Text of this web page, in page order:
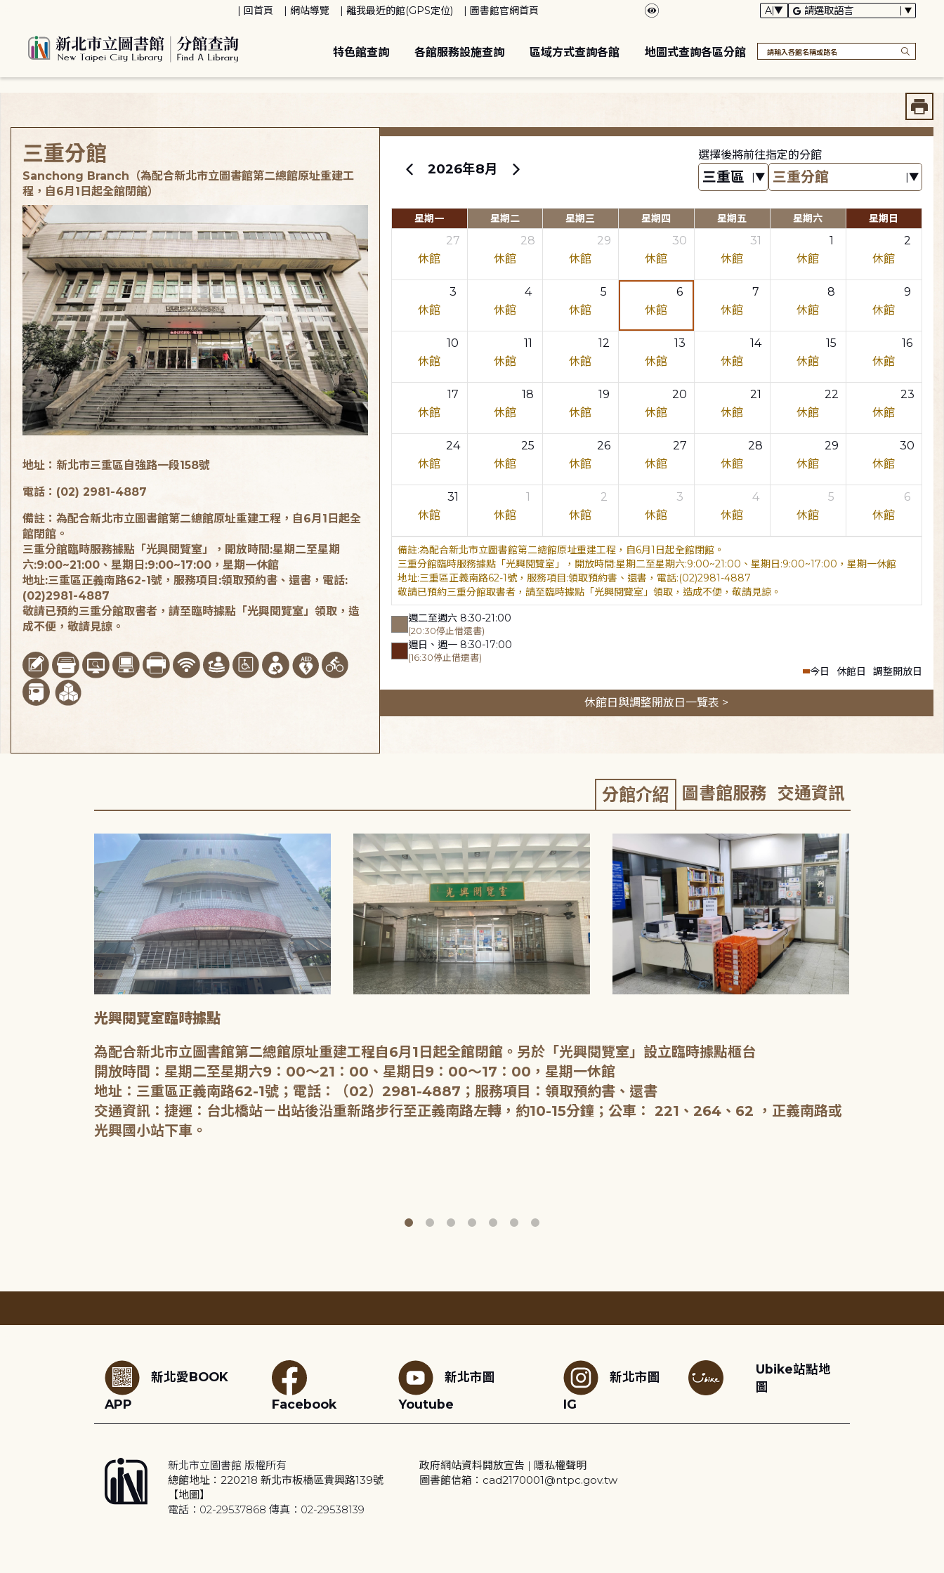
回首頁 網站導覽 離我最近的館(GPS定位) 圖書館官網首頁
特色館查詢 各館服務設施查詢 區域方式查詢各館 地圖式查詢各區分館
2026年8月
選擇後將前往指定的分館
星期一 星期二 星期三 星期四 星期五 星期六 星期日
27
休館
28
休館
29
休館
30
休館
31
休館
1
休館
2
休館
3
休館
4
休館
5
休館
6
休館
7
休館
8
休館
9
休館
10
休館
11
休館
12
休館
13
休館
14
休館
15
休館
16
休館
17
休館
18
休館
19
休館
20
休館
21
休館
22
休館
23
休館
24
休館
25
休館
26
休館
27
休館
28
休館
29
休館
30
休館
31
休館
1
休館
2
休館
3
休館
4
休館
5
休館
6
休館
為配合新北市立圖書館第二總館原址重建工程，自6月1日起全館閉館。
三重分館臨時服務據點「光興閱覽室」，開放時間:星期二至星期六:9:00~21:00、星期日:9:00~17:00，星期一休館
地址:三重區正義南路62-1號，服務項目:領取預約書、還書，電話:(02)2981-4887
敬請已預約三重分館取書者，請至臨時據點「光興閱覽室」領取，造成不便，敬請見諒。
週二至週六 8:30-21:00
(20:30停止借還書)
週日、週一 8:30-17:00
(16:30停止借還書)
今日 休館日 調整開放日
休館日與調整開放日一覽表 >
三重分館
Sanchong Branch（為配合新北市立圖書館第二總館原址重建工
程，自6月1日起全館閉館）
地址：新北市三重區自強路一段158號
電話：(02) 2981-4887
備註：為配合新北市立圖書館第二總館原址重建工程，自6月1日起全
館閉館。
三重分館臨時服務據點「光興閱覽室」，開放時間:星期二至星期
六:9:00~21:00、星期日:9:00~17:00，星期一休館
地址:三重區正義南路62-1號，服務項目:領取預約書、還書，電話:
(02)2981-4887
敬請已預約三重分館取書者，請至臨時據點「光興閱覽室」領取，造
成不便，敬請見諒。
分館介紹 圖書館服務 交通資訊
光興閱覽室臨時據點
為配合新北市立圖書館第二總館原址重建工程自6月1日起全館閉館。另於「光興閱覽室」設立臨時據點櫃台
開放時間：星期二至星期六9：00～21：00、星期日9：00～17：00，星期一休館
地址：三重區正義南路62-1號；電話：（02）2981-4887；服務項目：領取預約書、還書
交通資訊：捷運：台北橋站－出站後沿重新路步行至正義南路左轉，約10-15分鐘；公車： 221、264、62 ，正義南路或
光興國小站下車。
新北愛BOOK
APP
Facebook
新北市圖
Youtube
新北市圖
IG
Ubike站點地
圖
新北市立圖書館 版權所有
總館地址：220218 新北市板橋區貴興路139號
【地圖】
電話：02-29537868 傳真：02-29538139
政府網站資料開放宣告 | 隱私權聲明
圖書館信箱：cad2170001@ntpc.gov.tw